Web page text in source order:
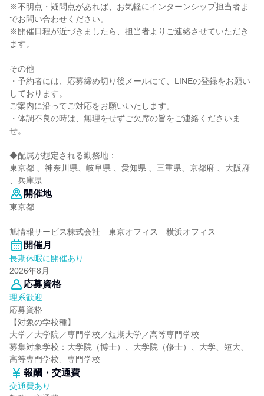
※不明点・疑問点があれば、お気軽にインターンシップ担当者ま
でお問い合わせください。
※開催日程が近づきましたら、担当者よりご連絡させていただき
ます。
その他
・予約者には、応募締め切り後メールにて、LINEの登録をお願い
しております。
ご案内に沿ってご対応をお願いいたします。
・体調不良の時は、無理をせずご欠席の旨をご連絡くださいま
せ。
◆配属が想定される勤務地：
東京都 、神奈川県、岐阜県 、愛知県 、三重県、京都府 、大阪府
、兵庫県
開催地
東京都
旭情報サービス株式会社 東京オフィス 横浜オフィス
開催月
長期休暇に開催あり
2026年8月
応募資格
理系歓迎
応募資格
【対象の学校種】
大学／大学院／専門学校／短期大学／高等専門学校
募集対象学校：大学院（博士）、大学院（修士）、大学、短大、
高等専門学校、専門学校
報酬・交通費
交通費あり